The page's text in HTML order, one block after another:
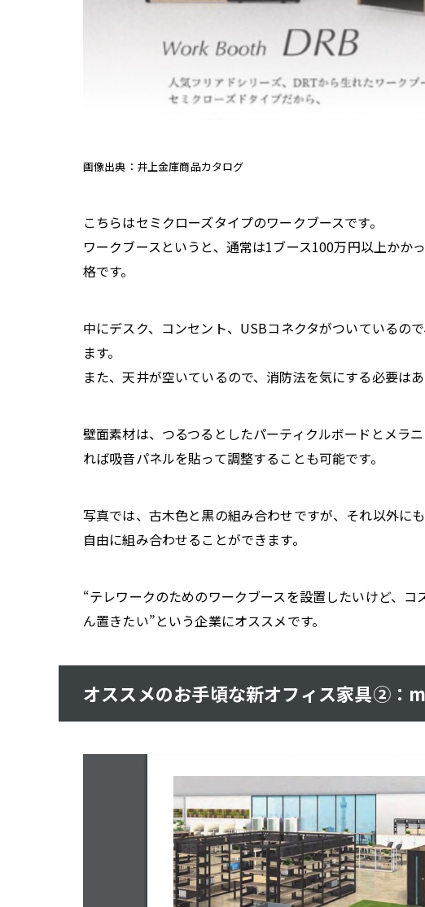
画像出典：井上金庫商品カタログ
こちらはセミクローズタイプのワークブースです。
ワークブースというと、通常は1ブース100万円以上か
格です。
中にデスク、コンセント、USBコネクタがついているの
ます。
また、天井が空いているので、消防法を気にする必要はあ
壁面素材は、つるつるとしたパーティクルボードとメラ
れば吸音パネルを貼って調整することも可能です。
写真では、古木色と黒の組み合わせですが、それ以外に
自由に組み合わせることができます。
“テレワークのためのワークブースを設置したいけど、
ん置きたい”という企業にオススメです。
オススメのお手頃な新オフィス家具②：